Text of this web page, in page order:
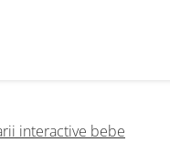
interactive bebe